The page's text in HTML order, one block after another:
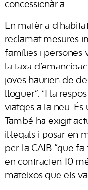
concessionària.
En matèria
reclamat mesures
famílies i persones
la taxa
joves haurien de
lloguer”. “I la
viatges a la neu. És
També ha exigit
il·legals i posar en
per la CAIB “que
en contracten 10
mateixos que els